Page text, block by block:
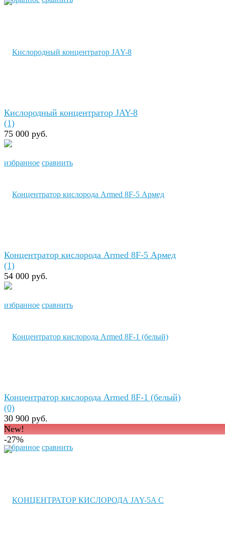
избранное сравнить
Кислородный концентратор JAY-8
(1)
75 000 руб.
избранное сравнить
Концентратор кислорода Armed 8F-5 Армед
(1)
54 000 руб.
избранное сравнить
Концентратор кислорода Armed 8F-1 (белый)
(0)
30 900 руб.
New!
-27%